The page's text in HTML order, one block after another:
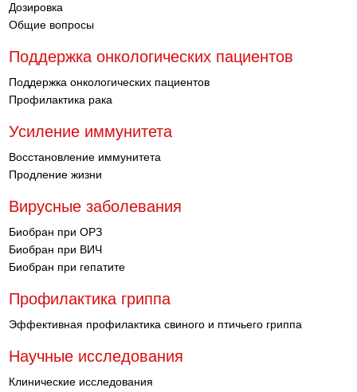
Дозировка
Общие вопросы
Поддержка онкологических пациентов
Поддержка онкологических пациентов
Профилактика рака
Усиление иммунитета
Восстановление иммунитета
Продление жизни
Вирусные заболевания
Биобран при ОРЗ
Биобран при ВИЧ
Биобран при гепатите
Профилактика гриппа
Эффективная профилактика свиного и птичьего гриппа
Научные исследования
Клинические исследования